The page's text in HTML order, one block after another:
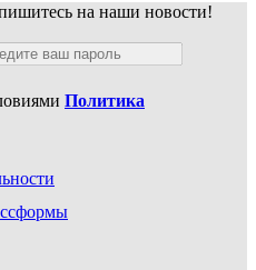
на наши новости!
Политика